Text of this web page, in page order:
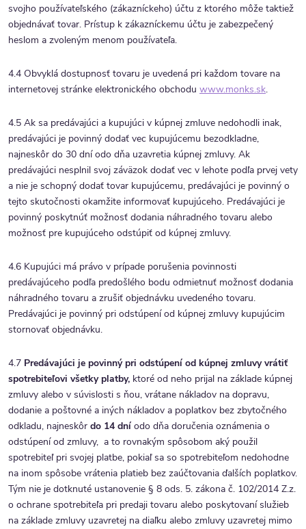
svojho používateľského (zákazníckeho) účtu z ktorého môže taktiež
objednávať tovar. Prístup k zákazníckemu účtu je zabezpečený
heslom a zvoleným menom používateľa.
4.4 Obvyklá dostupnosť tovaru je uvedená pri každom tovare na
internetovej stránke elektronického obchodu www.monks.sk.
4.5 Ak sa predávajúci a kupujúci v kúpnej zmluve nedohodli inak,
predávajúci je povinný dodať vec kupujúcemu bezodkladne,
najneskôr do 30 dní odo dňa uzavretia kúpnej zmluvy. Ak
predávajúci nesplnil svoj záväzok dodať vec v lehote podľa prvej vety
a nie je schopný dodať tovar kupujúcemu, predávajúci je povinný o
tejto skutočnosti okamžite informovať kupujúceho. Predávajúci je
povinný poskytnúť možnosť dodania náhradného tovaru alebo
možnosť pre kupujúceho odstúpiť od kúpnej zmluvy.
4.6 Kupujúci má právo v prípade porušenia povinnosti
predávajúceho podľa predošlého bodu odmietnuť možnosť dodania
náhradného tovaru a zrušiť objednávku uvedeného tovaru.
Predávajúci je povinný pri odstúpení od kúpnej zmluvy kupujúcim
stornovať objednávku.
4.7 Predávajúci je povinný pri odstúpení od kúpnej zmluvy vrátiť
spotrebiteľovi všetky platby, ktoré od neho prijal na základe kúpnej
zmluvy alebo v súvislosti s ňou, vrátane nákladov na dopravu,
dodanie a poštovné a iných nákladov a poplatkov bez zbytočného
odkladu, najneskôr do 14 dní odo dňa doručenia oznámenia o
odstúpení od zmluvy, a to rovnakým spôsobom aký použil
spotrebiteľ pri svojej platbe, pokiaľ sa so spotrebiteľom nedohodne
na inom spôsobe vrátenia platieb bez zaúčtovania ďalších poplatkov.
Tým nie je dotknuté ustanovenie § 8 ods. 5. zákona č. 102/2014 Z.z.
o ochrane spotrebiteľa pri predaji tovaru alebo poskytovaní služieb
na základe zmluvy uzavretej na diaľku alebo zmluvy uzavretej mimo